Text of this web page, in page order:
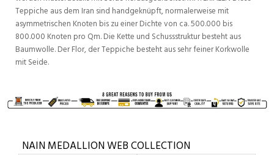
Teppiche aus dem Iran sind handgeknüpft, normalerweise mit
asymmetrischen Knoten bis zu einer Dichte von ca. 500.000 bis
800.000 Knoten pro Qm. Die Kette und Schussstruktur besteht aus
Baumwolle. Der Flor, der Teppiche besteht aus sehr feiner Korkwolle
mit Seide.
NAIN MEDALLION WEB COLLECTION